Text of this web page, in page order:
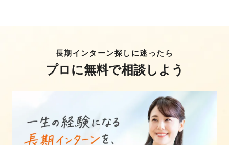
長期インターン探しに迷ったら
プロに無料で相談しよう